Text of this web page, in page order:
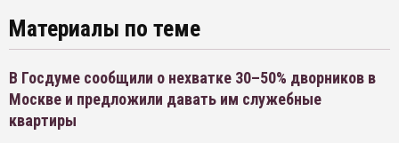
Материалы по теме
В Госдуме сообщили о нехватке 30–50% дворников в
Москве и предложили давать им служебные
квартиры